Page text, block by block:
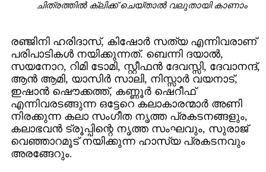
ചിത്രത്തില്‍ ക്ലിക്ക് ചെയ്താല്‍ വലുതായി കാണാം
രഞ്ജിനി ഹരിദാസ്, കിഷോര്‍ സത്യ എന്നിവരാണ്
പരിപാടികള്‍ നയിക്കുന്നത്. ബെന്നി ദയാല്‍,
സയനോറ, റിമി ടോമി, സ്റ്റീഫന്‍ ദേവസ്സി, ദേവാനന്ദ്,
ആന്‍ ആമി, യാസിര്‍ സാലി, നിസ്സാര്‍ വയനാട്,
ഇഷാന്‍ ഷൌക്കത്ത്, കണ്ണൂര്‍ ഷെറീഫ്
എന്നിവരടങ്ങുന്ന ഒട്ടേറെ കലാകാരന്മാര്‍ അണി
നിരക്കുന്ന കലാ സംഗീത നൃത്ത പ്രകടനങ്ങളും,
കലാഭവന്‍ ട്രൂപ്പിന്റെ നൃത്ത സംഘവും, സുരാജ്
വെഞ്ഞാറമൂട് നയിക്കുന്ന ഹാസ്യ പ്രകടനവും
അരങ്ങേറും.